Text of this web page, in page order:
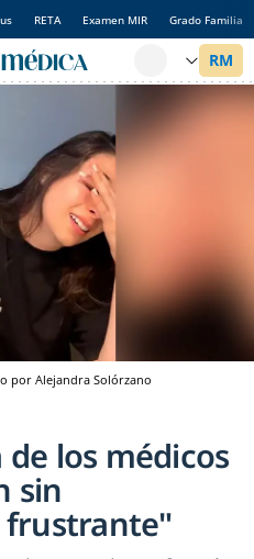
RETA Examen MIR Grado Familia
por Alejandra Solórzano
los médicos
sin
frustrante"